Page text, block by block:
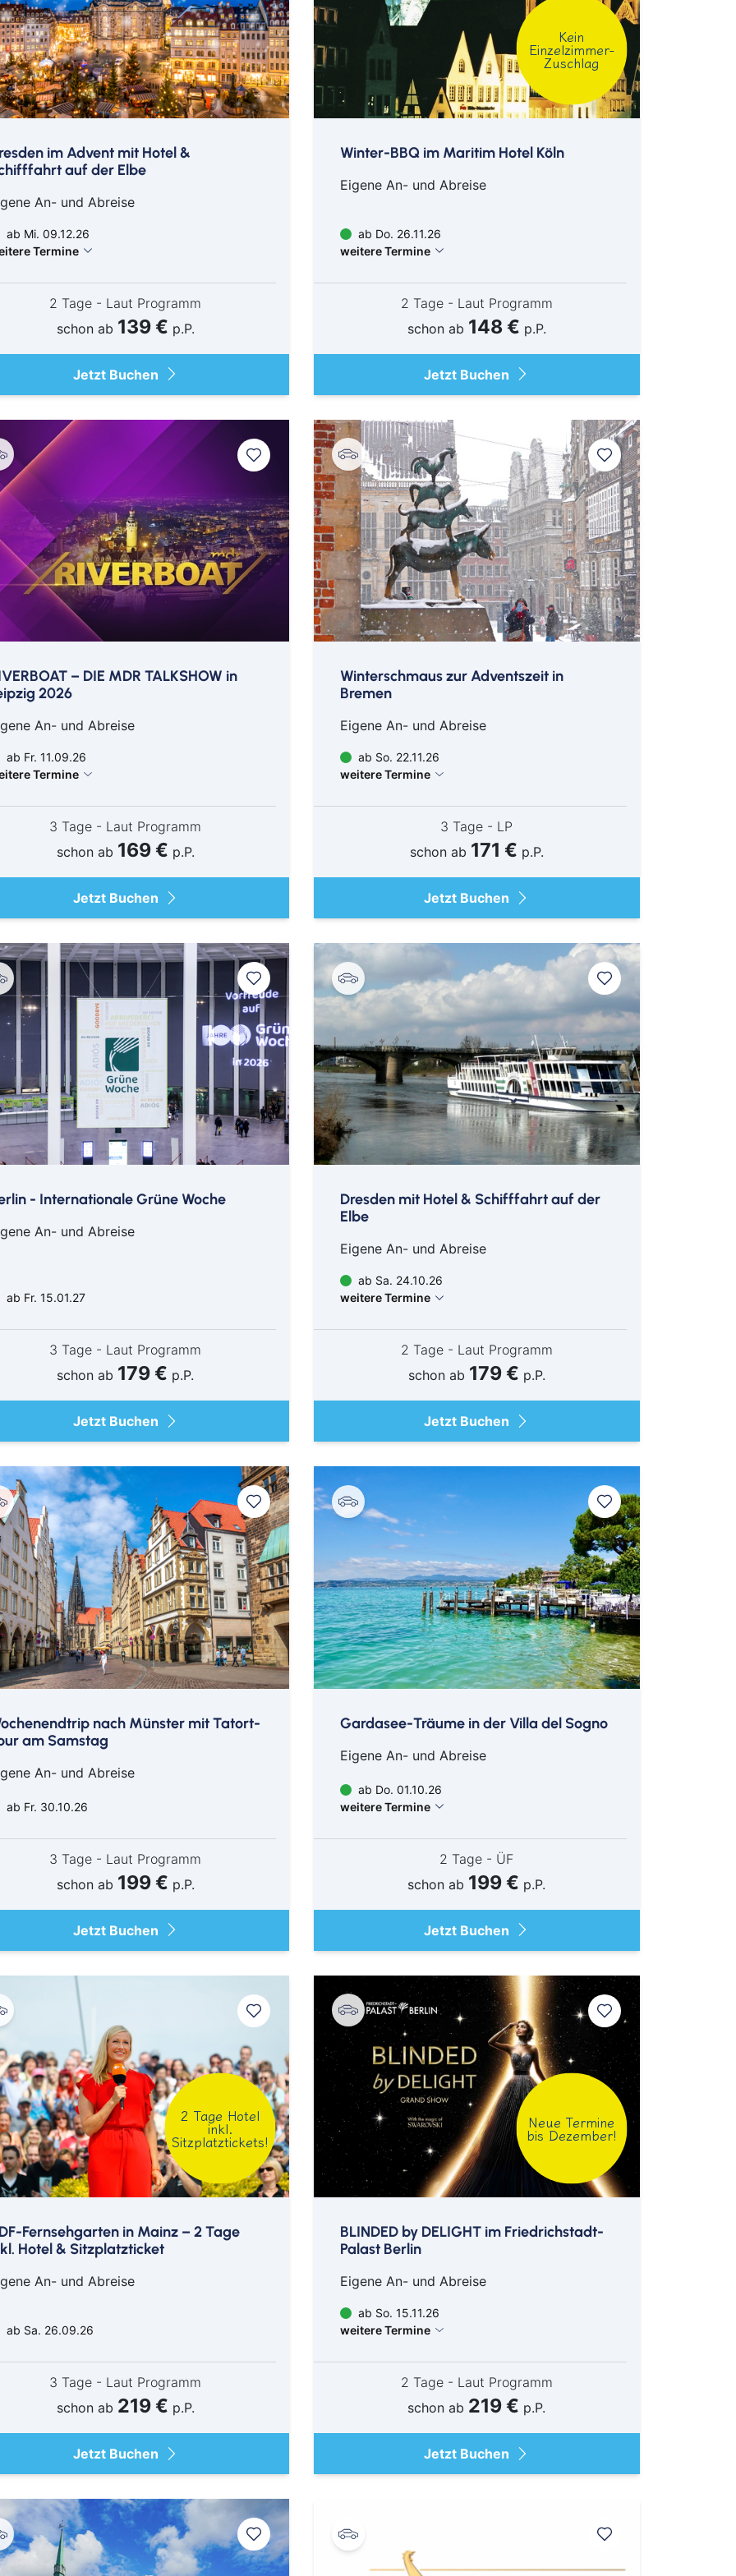
im Advent mit Hotel &
auf der Elbe
An- und Abreise
ab Mi. 09.12.26
Termine
2 Tage - Laut Programm
schon ab 139 € p.P.
Jetzt Buchen
Kein
Einzelzimmer-
Zuschlag
Winter-BBQ im Maritim Hotel Köln
Eigene An- und Abreise
ab Do. 26.11.26
weitere Termine
2 Tage - Laut Programm
schon ab 148 € p.P.
Jetzt Buchen
– DIE MDR TALKSHOW in
2026
An- und Abreise
ab Fr. 11.09.26
Termine
3 Tage - Laut Programm
schon ab 169 € p.P.
Jetzt Buchen
Winterschmaus zur Adventszeit in
Bremen
Eigene An- und Abreise
ab So. 22.11.26
weitere Termine
3 Tage - LP
schon ab 171 € p.P.
Jetzt Buchen
- Internationale Grüne Woche
An- und Abreise
ab Fr. 15.01.27
3 Tage - Laut Programm
schon ab 179 € p.P.
Jetzt Buchen
Dresden mit Hotel & Schifffahrt auf der
Elbe
Eigene An- und Abreise
ab Sa. 24.10.26
weitere Termine
2 Tage - Laut Programm
schon ab 179 € p.P.
Jetzt Buchen
nach Münster mit Tatort-
am Samstag
An- und Abreise
ab Fr. 30.10.26
3 Tage - Laut Programm
schon ab 199 € p.P.
Jetzt Buchen
Gardasee-Träume in der Villa del Sogno
Eigene An- und Abreise
ab Do. 01.10.26
weitere Termine
2 Tage - ÜF
schon ab 199 € p.P.
Jetzt Buchen
2 Tage Hotel
inkl.
Sitzplatztickets!
Fernsehgarten in Mainz – 2 Tage
Hotel & Sitzplatzticket
An- und Abreise
ab Sa. 26.09.26
3 Tage - Laut Programm
schon ab 219 € p.P.
Jetzt Buchen
Neue Termine
bis Dezember!
BLINDED by DELIGHT im Friedrichstadt-
Palast Berlin
Eigene An- und Abreise
ab So. 15.11.26
weitere Termine
2 Tage - Laut Programm
schon ab 219 € p.P.
Jetzt Buchen